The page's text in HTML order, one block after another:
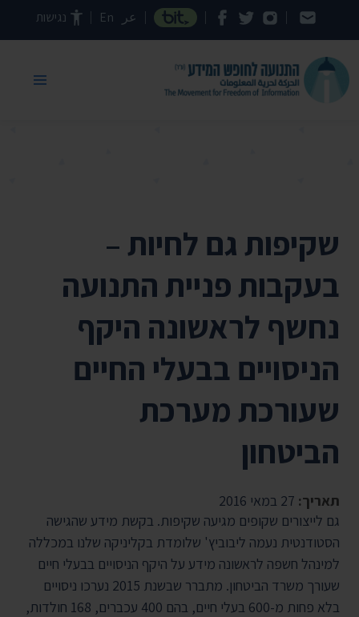
דילוג לתוכן העמוד عر En נגישות
שקיפות גם לחיות –
בעקבות פניית התנועה
נחשף לראשונה היקף
הניסויים בבעלי החיים
שעורכת מערכת
הביטחון
תאריך:
גם לייצורים שקופים מגיעה שקיפות. בקשת מידע שהגישה
הסטודנטית נעמה ליבוביץ' שלומדת בקליניקה שלנו במכללה
למינהל חשפה לראשונה מידע על היקף הניסויים בבעלי חיים
שעורך משרד הביטחון. מתברר שבשנת 2015 נערכו ניסויים
בלא פחות מ-600 בעלי חיים, בהם 400 עכברים, 168 חולדות,